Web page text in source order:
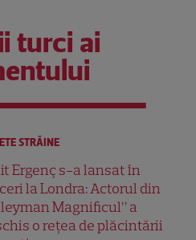
turci ai
STRĂINE
Ergenç s-a lansat în
la Londra: Actorul din
Magnificul” a
o rețea de plăcintării